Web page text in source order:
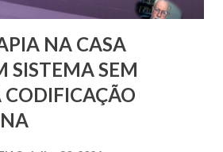
NA CASA
SISTEMA SEM